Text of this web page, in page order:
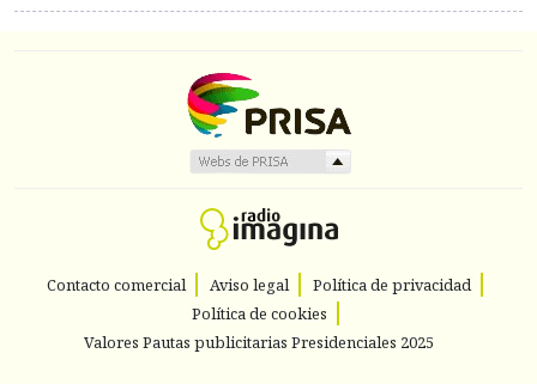
Contacto comercial Aviso legal
Política de privacidad
Política de cookies
Valores Pautas publicitarias Presidenciales 2025